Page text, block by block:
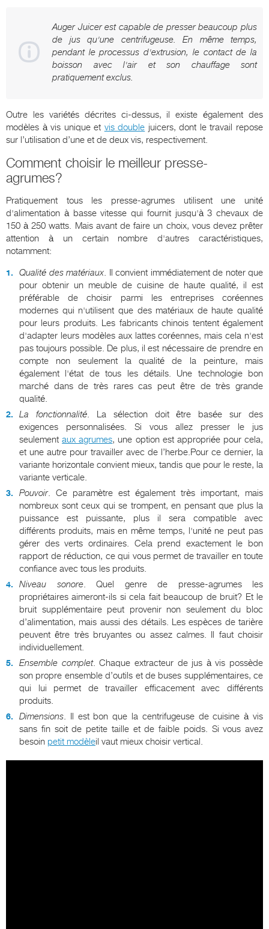
Auger Juicer est capable de presser beaucoup plus
de jus qu'une centrifugeuse. En même temps,
pendant le processus d'extrusion, le contact de la
boisson avec l'air et son chauffage sont
pratiquement exclus.
Outre les variétés décrites ci-dessus, il existe également des
modèles à vis unique et vis double juicers, dont le travail repose
sur l’utilisation d’une et de deux vis, respectivement.
Comment choisir le meilleur presse-
agrumes?
Pratiquement tous les presse-agrumes utilisent une unité
d'alimentation à basse vitesse qui fournit jusqu'à 3 chevaux de
150 à 250 watts. Mais avant de faire un choix, vous devez prêter
attention à un certain nombre d'autres caractéristiques,
notamment:
Qualité des matériaux. Il convient immédiatement de noter que
pour obtenir un meuble de cuisine de haute qualité, il est
préférable de choisir parmi les entreprises coréennes
modernes qui n'utilisent que des matériaux de haute qualité
pour leurs produits. Les fabricants chinois tentent également
d'adapter leurs modèles aux lattes coréennes, mais cela n'est
pas toujours possible. De plus, il est nécessaire de prendre en
compte non seulement la qualité de la peinture, mais
également l'état de tous les détails. Une technologie bon
marché dans de très rares cas peut être de très grande
qualité.
La fonctionnalité. La sélection doit être basée sur des
exigences personnalisées. Si vous allez presser le jus
seulementaux agrumes, une option est appropriée pour cela,
et une autre pour travailler avec de l’herbe.Pour ce dernier, la
variante horizontale convient mieux, tandis que pour le reste, la
variante verticale.
Pouvoir. Ce paramètre est également très important, mais
nombreux sont ceux qui se trompent, en pensant que plus la
puissance est puissante, plus il sera compatible avec
différents produits, mais en même temps, l'unité ne peut pas
gérer des verts ordinaires. Cela prend exactement le bon
rapport de réduction, ce qui vous permet de travailler en toute
confiance avec tous les produits.
Niveau sonore. Quel genre de presse-agrumes les
propriétaires aimeront-ils si cela fait beaucoup de bruit? Et le
bruit supplémentaire peut provenir non seulement du bloc
d’alimentation, mais aussi des détails. Les espèces de tarière
peuvent être très bruyantes ou assez calmes. Il faut choisir
individuellement.
Ensemble complet. Chaque extracteur de jus à vis possède
son propre ensemble d’outils et de buses supplémentaires, ce
qui lui permet de travailler efficacement avec différents
produits.
Dimensions. Il est bon que la centrifugeuse de cuisine à vis
sans fin soit de petite taille et de faible poids. Si vous avez
besoin petit modèleil vaut mieux choisir vertical.